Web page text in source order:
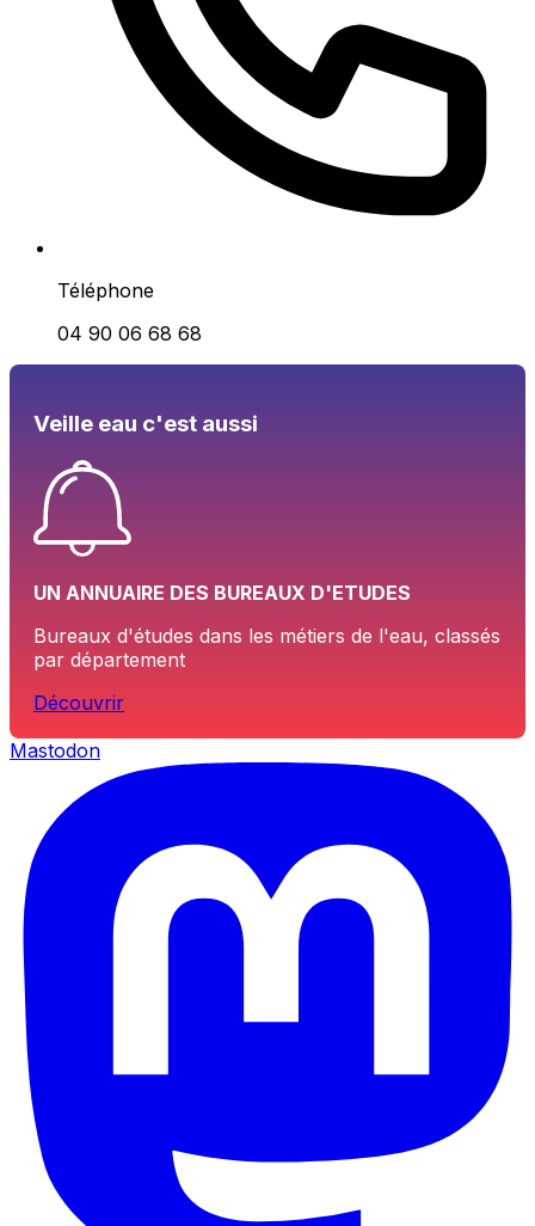
Téléphone
04 90 06 68 68
Veille eau c'est aussi
UN ANNUAIRE DES BUREAUX D'ETUDES
Bureaux d'études dans les métiers de l'eau, classés
par département
Découvrir
Mastodon